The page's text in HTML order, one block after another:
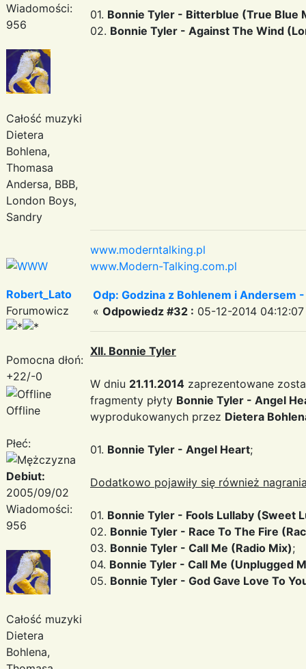
Wiadomości:
956
Całość muzyki
Dietera
Bohlena,
Thomasa
Andersa, BBB,
London Boys,
Sandry
01. Bonnie Tyler - Bitterblue (True Blue
02. Bonnie Tyler - Against The Wind
www.moderntalking.pl
www.Modern-Talking.com.pl
Robert_Lato
Forumowicz
Pomocna dłoń:
+22/-0
Offline
Płeć:
Debiut:
2005/09/02
Wiadomości:
956
Całość muzyki
Dietera
Bohlena,
Odp: Godzina z Bohlenem i Andersem
« Odpowiedz #32 : 05-12-2014
XII. Bonnie Tyler
W dniu 21.11.2014 zaprezentowane
fragmenty płyty Bonnie Tyler - Angel
wyprodukowanych przez Dietera
01. Bonnie Tyler - Angel Heart;
Dodatkowo pojawiły się również
01. Bonnie Tyler - Fools Lullaby (Sweet
02. Bonnie Tyler - Race To The Fire
03. Bonnie Tyler - Call Me (Radio Mix);
04. Bonnie Tyler - Call Me (Unplugged
05. Bonnie Tyler - God Gave Love To